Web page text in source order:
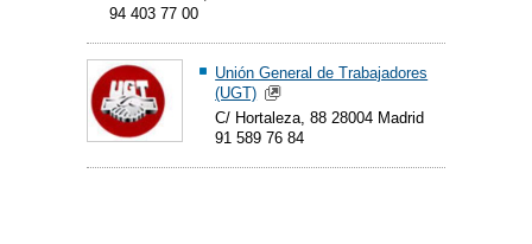
94 403 77 00
Unión General de Trabajadores
(UGT)
C/ Hortaleza, 88 28004 Madrid
91 589 76 84